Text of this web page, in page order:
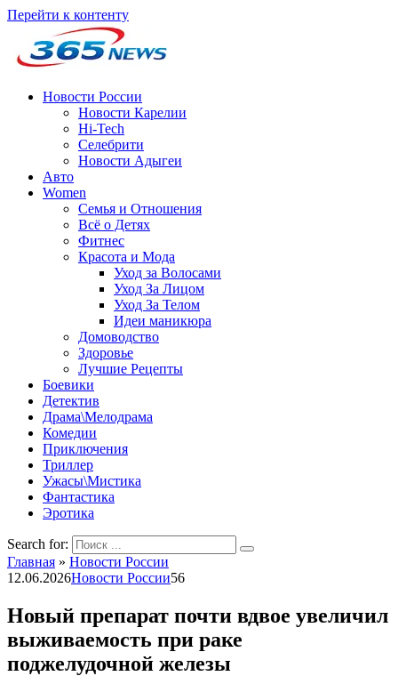
Перейти к контенту
Новости России
Новости Карелии
Hi-Tech
Селебрити
Новости Адыгеи
Авто
Women
Семья и Отношения
Всё о Детях
Фитнес
Красота и Мода
Уход за Волосами
Уход За Лицом
Уход За Телом
Идеи маникюра
Домоводство
Здоровье
Лучшие Рецепты
Боевики
Детектив
Драма\Мелодрама
Комедии
Приключения
Триллер
Ужасы\Мистика
Фантастика
Эротика
Search for:
Главная » Новости России
12.06.2026Новости России56
Новый препарат почти вдвое увеличил
выживаемость при раке
поджелудочной железы